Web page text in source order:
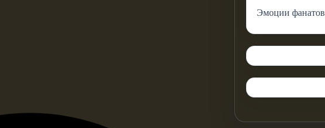
Эмоции фанатов